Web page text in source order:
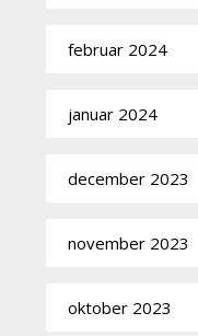
februar 2024
januar 2024
december 2023
november 2023
oktober 2023